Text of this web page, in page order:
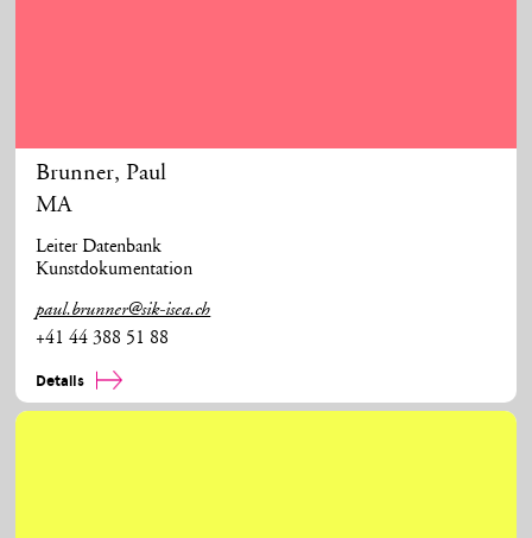
Brunner, Paul
MA
Leiter Datenbank
Kunstdokumentation
paul.brunner@sik-isea.ch
+41 44 388 51 88
Details